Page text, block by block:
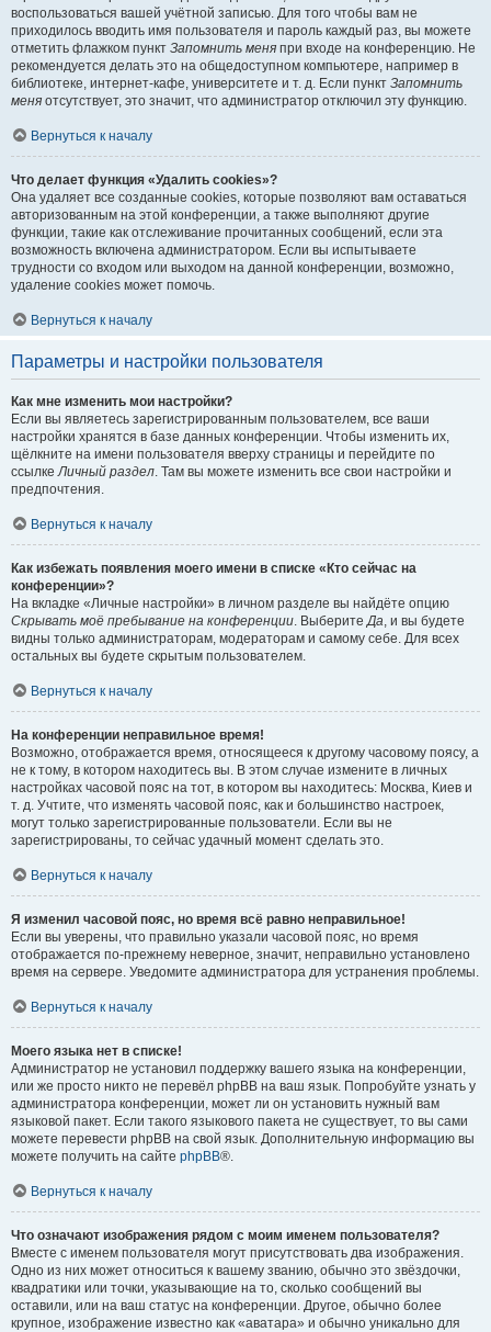
воспользоваться вашей учётной записью. Для того чтобы вам не
приходилось вводить имя пользователя и пароль каждый раз, вы можете
отметить флажком пункт Запомнить меня при входе на конференцию. Не
рекомендуется делать это на общедоступном компьютере, например в
библиотеке, интернет-кафе, университете и т. д. Если пункт Запомнить
меня отсутствует, это значит, что администратор отключил эту функцию.
Вернуться к началу
Что делает функция «Удалить cookies»?
Она удаляет все созданные cookies, которые позволяют вам оставаться
авторизованным на этой конференции, а также выполняют другие
функции, такие как отслеживание прочитанных сообщений, если эта
возможность включена администратором. Если вы испытываете
трудности со входом или выходом на данной конференции, возможно,
удаление cookies может помочь.
Вернуться к началу
Параметры и настройки пользователя
Как мне изменить мои настройки?
Если вы являетесь зарегистрированным пользователем, все ваши
настройки хранятся в базе данных конференции. Чтобы изменить их,
щёлкните на имени пользователя вверху страницы и перейдите по
ссылкеЛичный раздел. Там вы можете изменить все свои настройки и
предпочтения.
Вернуться к началу
Как избежать появления моего имени в списке «Кто сейчас на
конференции»?
На вкладке «Личные настройки» в личном разделе вы найдёте опцию
Скрывать моё пребывание на конференции. ВыберитеДа, и вы будете
видны только администраторам, модераторам и самому себе. Для всех
остальных вы будете скрытым пользователем.
Вернуться к началу
На конференции неправильное время!
Возможно, отображается время, относящееся к другому часовому поясу, а
не к тому, в котором находитесь вы. В этом случае измените в личных
настройках часовой пояс на тот, в котором вы находитесь: Москва, Киев и
т. д. Учтите, что изменять часовой пояс, как и большинство настроек,
могут только зарегистрированные пользователи. Если вы не
зарегистрированы, то сейчас удачный момент сделать это.
Вернуться к началу
Я изменил часовой пояс, но время всё равно неправильное!
Если вы уверены, что правильно указали часовой пояс, но время
отображается по-прежнему неверное, значит, неправильно установлено
время на сервере. Уведомите администратора для устранения проблемы.
Вернуться к началу
Моего языка нет в списке!
Администратор не установил поддержку вашего языка на конференции,
или же просто никто не перевёл phpBB на ваш язык. Попробуйте узнать у
администратора конференции, может ли он установить нужный вам
языковой пакет. Если такого языкового пакета не существует, то вы сами
можете перевести phpBB на свой язык. Дополнительную информацию вы
можете получить на сайте phpBB®.
Вернуться к началу
Что означают изображения рядом с моим именем пользователя?
Вместе с именем пользователя могут присутствовать два изображения.
Одно из них может относиться к вашему званию, обычно это звёздочки,
квадратики или точки, указывающие на то, сколько сообщений вы
оставили, или на ваш статус на конференции. Другое, обычно более
крупное, изображение известно как «аватара» и обычно уникально для